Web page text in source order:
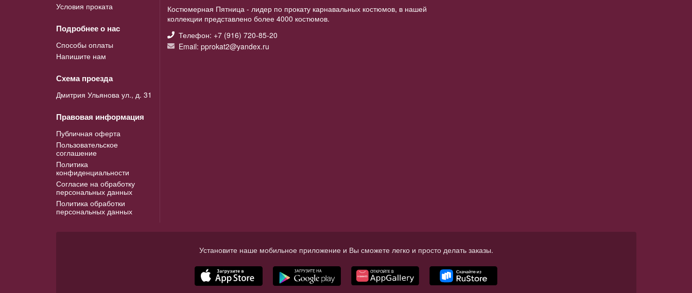
Условия проката
Подробнее о нас
Способы оплаты
Напишите нам
Схема проезда
Дмитрия Ульянова ул., д. 31
Правовая информация
Публичная оферта
Пользовательское
соглашение
Политика
конфиденциальности
Согласие на обработку
персональных данных
Политика обработки
персональных данных
Костюмерная Пятница - лидер по прокату карнавальных костюмов, в нашей
коллекции представлено более 4000 костюмов.
Телефон: +7 (916) 720-85-20
Email: pprokat2@yandex.ru
Установите наше мобильное приложение и Вы сможете легко и просто делать заказы.